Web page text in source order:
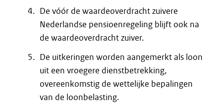
De vóór de waardeoverdracht zuivere
Nederlandse pensioenregeling blijft ook na
de waardeoverdracht zuiver.
De uitkeringen worden aangemerkt als loon
uit een vroegere dienstbetrekking,
overeenkomstig de wettelijke bepalingen
van de loonbelasting.